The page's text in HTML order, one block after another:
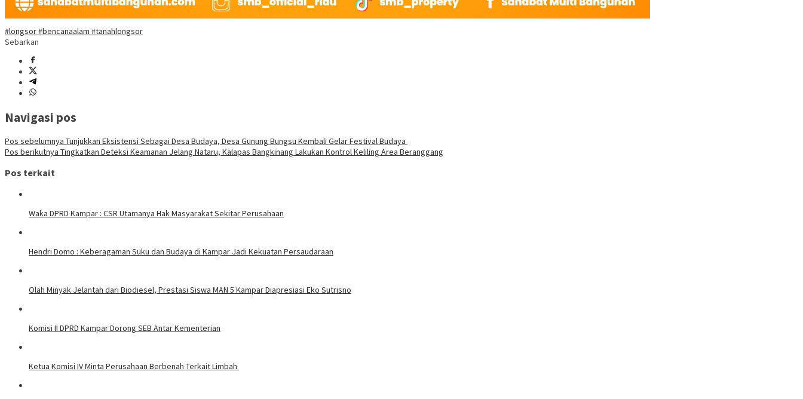
#longsor #bencanaalam #tanahlongsor
Sebarkan
Navigasi pos
Pos sebelumnya Tunjukkan Eksistensi Sebagai Desa Budaya, Desa Gunung Bungsu Kembali Gelar Festival Budaya
Pos berikutnya Tingkatkan Deteksi Keamanan Jelang Nataru, Kalapas Bangkinang Lakukan Kontrol Keliling Area Beranggang
Pos terkait
Waka DPRD Kampar : CSR Utamanya Hak Masyarakat Sekitar Perusahaan
Hendri Domo : Keberagaman Suku dan Budaya di Kampar Jadi Kekuatan Persaudaraan
Olah Minyak Jelantah dari Biodiesel, Prestasi Siswa MAN 5 Kampar Diapresiasi Eko Sutrisno
Komisi II DPRD Kampar Dorong SEB Antar Kementerian
Ketua Komisi IV Minta Perusahaan Berbenah Terkait Limbah